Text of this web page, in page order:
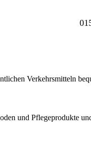
Verkehrsmitteln
und Pflegeprodukte